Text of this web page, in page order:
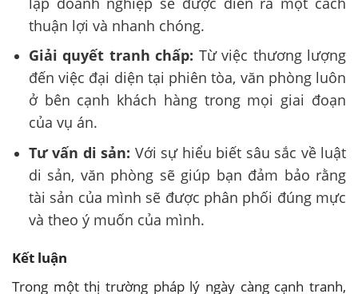
thuận lợi và nhanh chóng.
Giải quyết tranh chấp: Từ việc thương lượng
đến việc đại diện tại phiên tòa, văn phòng luôn
ở bên cạnh khách hàng trong mọi giai đoạn
của vụ án.
Tư vấn di sản: Với sự hiểu biết sâu sắc về luật
di sản, văn phòng sẽ giúp bạn đảm bảo rằng
tài sản của mình sẽ được phân phối đúng mực
và theo ý muốn của mình.
Kết luận
Trong một thị trường pháp lý ngày càng cạnh tranh,